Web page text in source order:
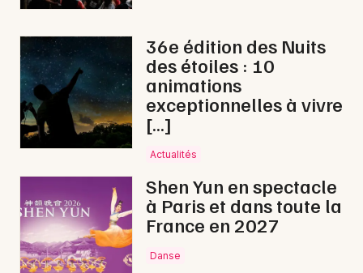
Choisir mes départements
Mon email
Je m'abonne
36e édition des Nuits
des étoiles : 10
animations
exceptionnelles à vivre
[…]
Actualités
Shen Yun en spectacle
à Paris et dans toute la
France en 2027
Danse